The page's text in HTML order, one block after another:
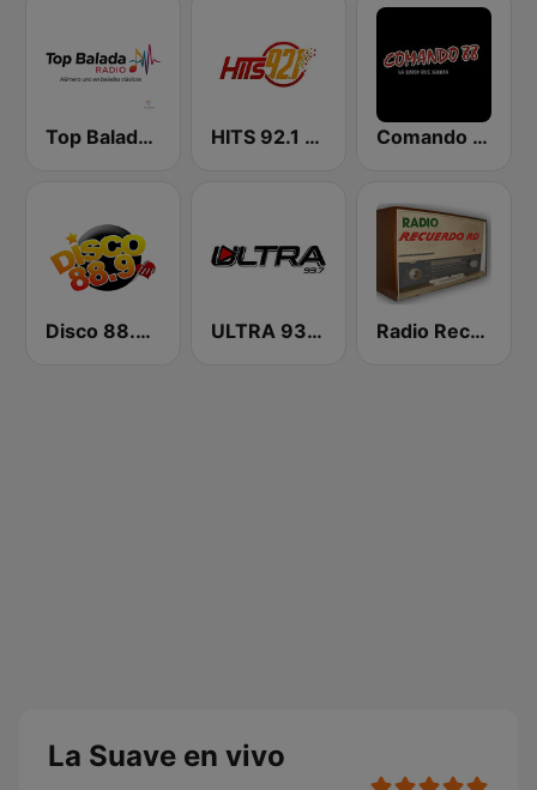
Top Balada Radio HITS 92.1 FM Comando 88.5 FM
Disco 88.9 FM ULTRA 93.7 FM Radio Recuerdos RD
La Suave en vivo